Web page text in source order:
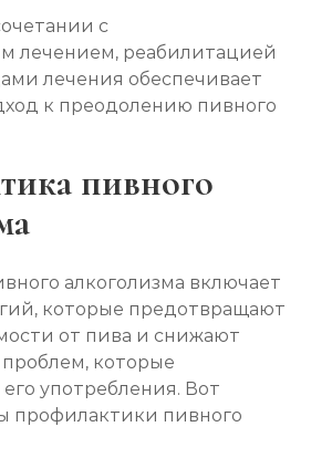
с
лечением, реабилитацией
лечения обеспечивает
к преодолению пивного
пивного
алкоголизма включает
которые предотвращают
от пива и снижают
которые
употребления. Вот
профилактики пивного